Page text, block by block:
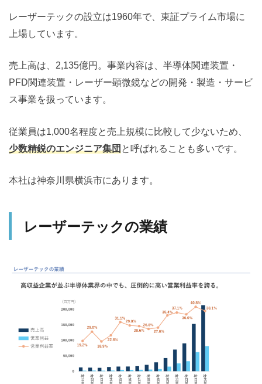
レーザーテックの設立は1960年で、東証プライム市場に
上場しています。
売上高は、2,135億円。事業内容は、半導体関連装置・
PFD関連装置・レーザー顕微鏡などの開発・製造・サービ
ス事業を扱っています。
従業員は1,000名程度と売上規模に比較して少ないため、
少数精鋭のエンジニア集団と呼ばれることも多いです。
本社は神奈川県横浜市にあります。
レーザーテックの業績